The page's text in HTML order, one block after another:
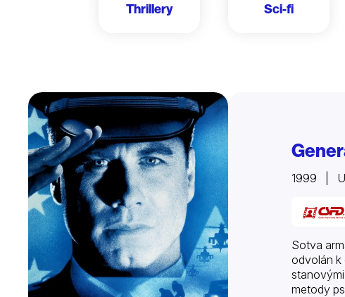
Thrillery
Sci-fi
1999 |
Sotva
odvolán k
metody